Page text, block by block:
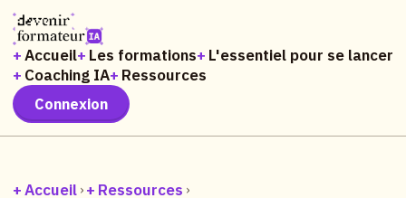
Accueil Les formations
L'essentiel pour se lancer
Coaching IA
Ressources
Connexion
Accueil › Ressources ›
Panneau de gestion des cookies